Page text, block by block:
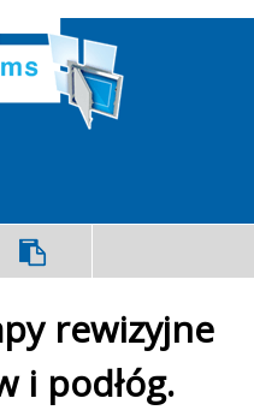
rewizyjne
i podłóg.